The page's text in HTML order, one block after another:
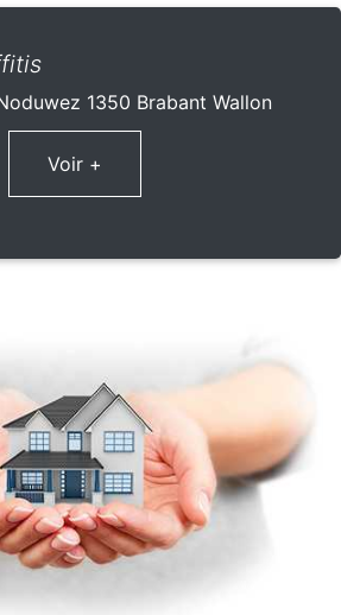
1350 Brabant Wallon
Voir +